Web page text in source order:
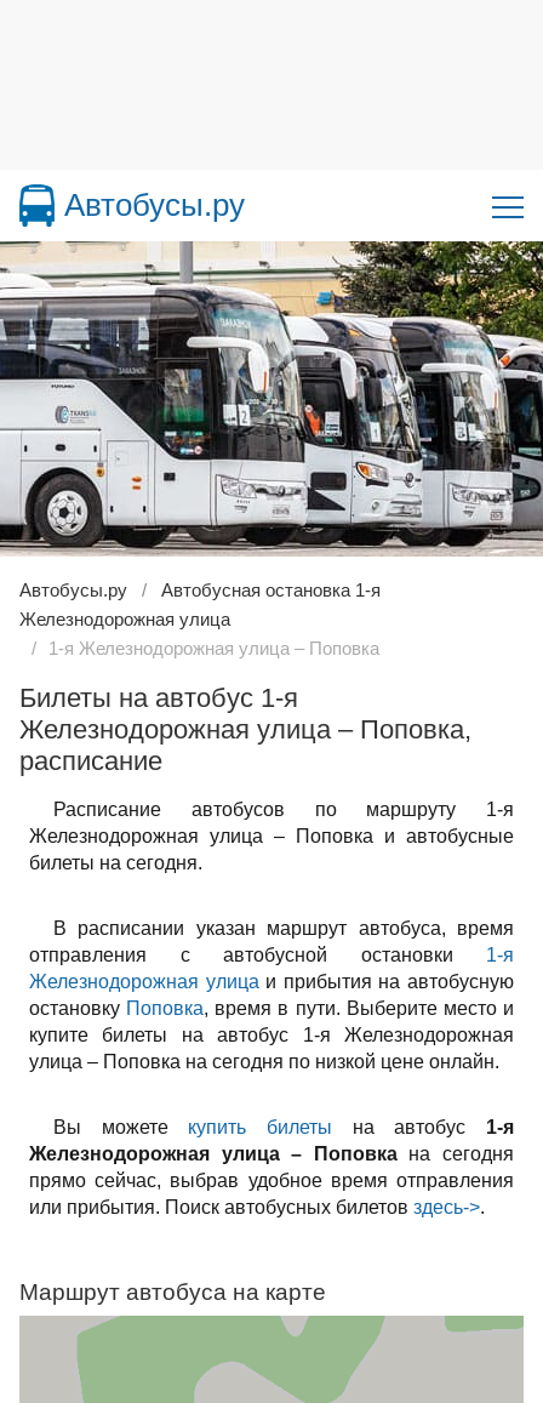
Автобусы.ру
Автобусы.ру
Автобусная остановка 1-я
Железнодорожная улица
1-я Железнодорожная улица – Поповка
Билеты на автобус 1-я
Железнодорожная улица – Поповка,
расписание
Расписание автобусов по маршруту 1-я
Железнодорожная улица – Поповка и автобусные
билеты на сегодня.
В расписании указан маршрут автобуса, время
отправления с автобусной остановки 1-я
Железнодорожная улица и прибытия на автобусную
остановку Поповка, время в пути. Выберите место и
купите билеты на автобус 1-я Железнодорожная
улица – Поповка на сегодня по низкой цене онлайн.
Вы можете купить билеты на автобус 1-я
Железнодорожная улица – Поповкана сегодня
прямо сейчас, выбрав удобное время отправления
или прибытия. Поиск автобусных билетов здесь->.
Маршрут автобуса на карте